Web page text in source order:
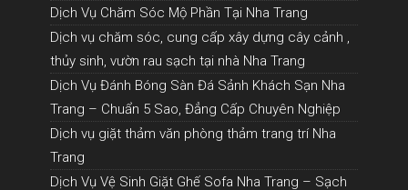
Dịch Vụ Chăm Sóc Mộ Phần Tại Nha Trang
Dịch vụ chăm sóc, cung cấp xây dựng cây cảnh ,
thủy sinh, vườn rau sạch tại nhà Nha Trang
Dịch Vụ Đánh Bóng Sàn Đá Sảnh Khách Sạn Nha
Trang – Chuẩn 5 Sao, Đẳng Cấp Chuyên Nghiệp
Dịch vụ giặt thảm văn phòng thảm trang trí Nha
Trang
Dịch Vụ Vệ Sinh Giặt Ghế Sofa Nha Trang – Sạch